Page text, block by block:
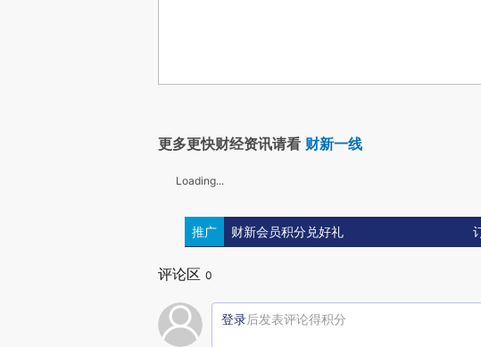
更多更快财经资讯请看 财新一线
Loading...
推广 财新会员积分兑好礼
评论区 0
登录后发表评论得积分